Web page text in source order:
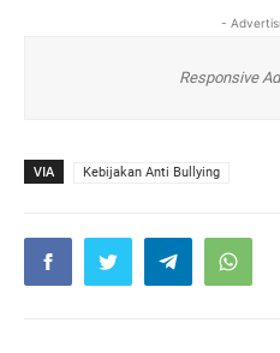
-
Responsive
VIA Kebijakan Anti Bullying